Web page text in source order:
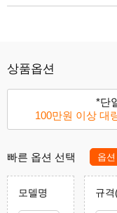
상품옵션
*단
100만원 이상 대
빠른 옵션 선택 옵
모델명 규